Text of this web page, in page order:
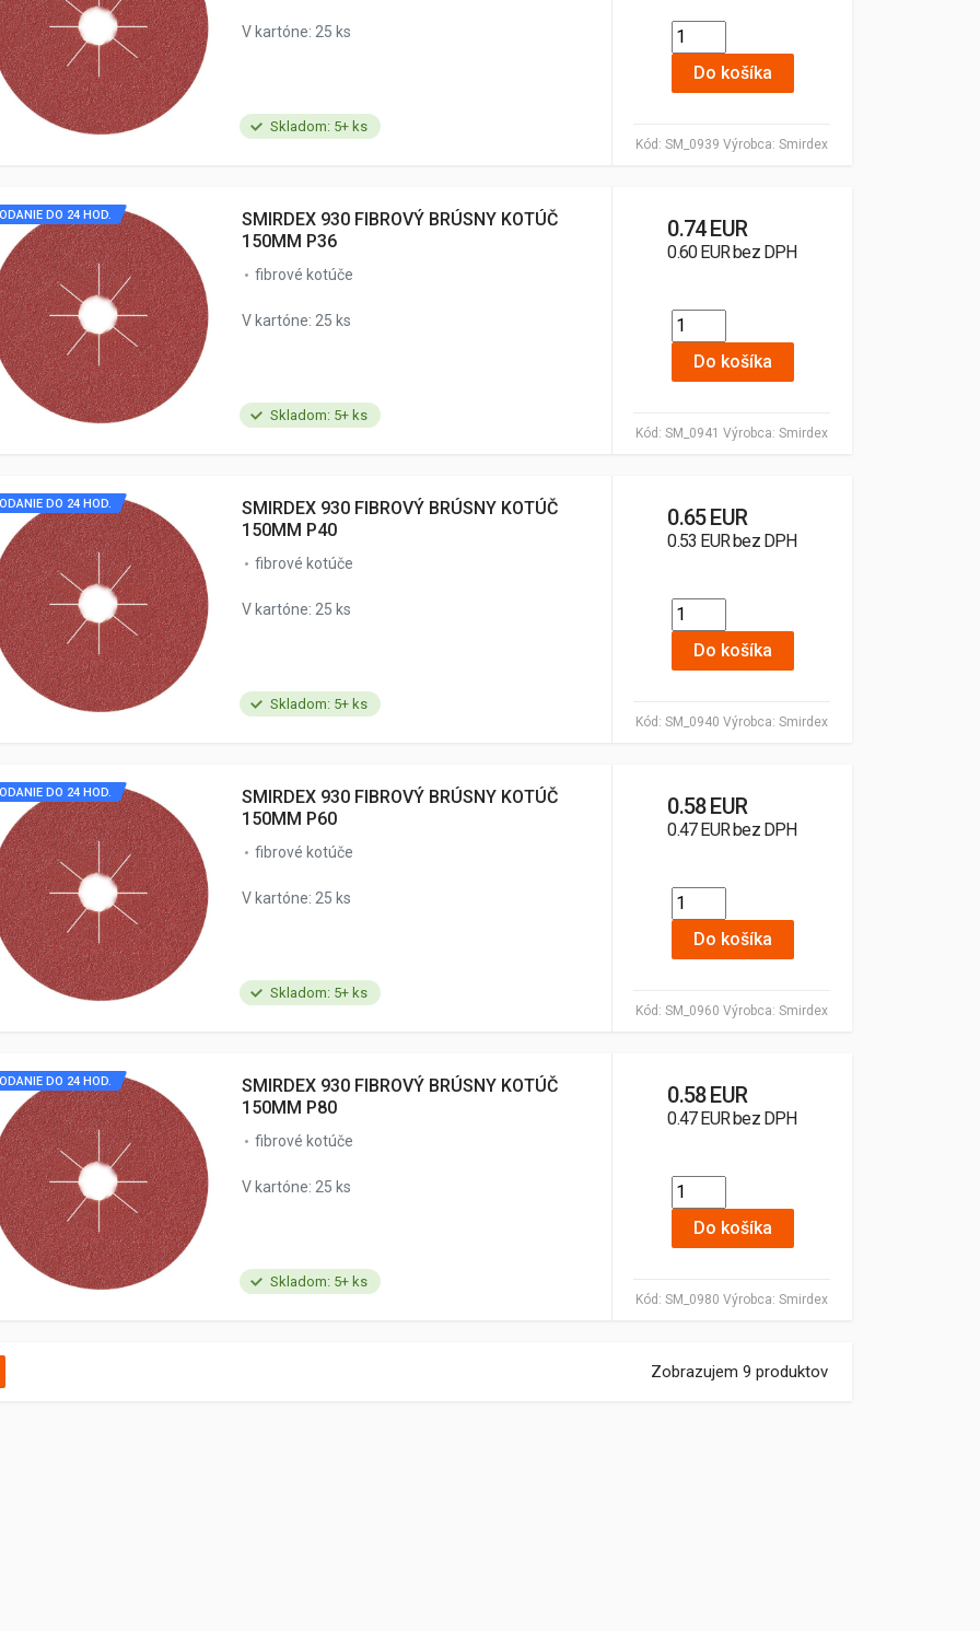
Skladom: 5+ ks
Kód: SM_0939 Výrobca: Smirdex
V kartóne: 25 ks
Do košíka
Skladom: 5+ ks
Kód: SM_0941 Výrobca: Smirdex
DO 24 HOD.
SMIRDEX 930 FIBROVÝ BRÚSNY KOTÚČ
150MM P36
fibrové kotúče
V kartóne: 25 ks
0.74 EUR
0.60 EUR bez DPH
Do košíka
Skladom: 5+ ks
Kód: SM_0940 Výrobca: Smirdex
DO 24 HOD.
SMIRDEX 930 FIBROVÝ BRÚSNY KOTÚČ
150MM P40
fibrové kotúče
V kartóne: 25 ks
0.65 EUR
0.53 EUR bez DPH
Do košíka
Skladom: 5+ ks
Kód: SM_0960 Výrobca: Smirdex
DO 24 HOD.
SMIRDEX 930 FIBROVÝ BRÚSNY KOTÚČ
150MM P60
fibrové kotúče
V kartóne: 25 ks
0.58 EUR
0.47 EUR bez DPH
Do košíka
Skladom: 5+ ks
Kód: SM_0980 Výrobca: Smirdex
DO 24 HOD.
SMIRDEX 930 FIBROVÝ BRÚSNY KOTÚČ
150MM P80
fibrové kotúče
V kartóne: 25 ks
0.58 EUR
0.47 EUR bez DPH
Do košíka
Zobrazujem 9 produktov